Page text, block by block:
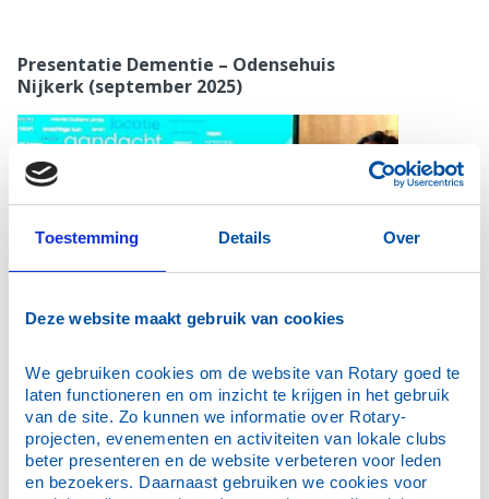
Toestemming Details Over
Deze website maakt gebruik van cookies
We gebruiken cookies om de website van Rotary goed te
laten functioneren en om inzicht te krijgen in het gebruik
van de site. Zo kunnen we informatie over Rotary-
projecten, evenementen en activiteiten van lokale clubs
beter presenteren en de website verbeteren voor leden
en bezoekers. Daarnaast gebruiken we cookies voor
Presentatie Dementie – Odensehuis
Nijkerk (september 2025)
Alie van den Brink, voorlichter
Alzheimer Nederland/ regio Noordwest
Veluwe presenteerde een helder overzicht over